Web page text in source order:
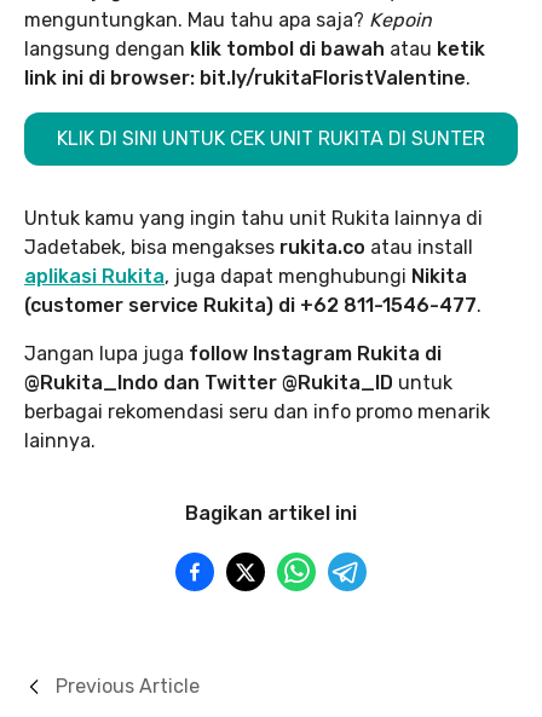
menguntungkan. Mau tahu apa saja? Kepoin
langsung dengan klik tombol di bawah atau ketik
link ini di browser: bit.ly/rukitaFloristValentine.
KLIK DI SINI UNTUK CEK UNIT RUKITA DI SUNTER
Untuk kamu yang ingin tahu unit Rukita lainnya di
Jadetabek, bisa mengakses rukita.co atau install
aplikasi Rukita, juga dapat menghubungi Nikita
(customer service Rukita) di +62 811-1546-477.
Jangan lupa juga follow Instagram Rukita di
@Rukita_Indo dan Twitter @Rukita_ID untuk
berbagai rekomendasi seru dan info promo menarik
lainnya.
Bagikan artikel ini
Previous Article